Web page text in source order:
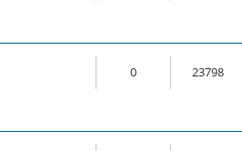
0 23798